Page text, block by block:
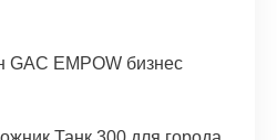
GAC EMPOW бизнес